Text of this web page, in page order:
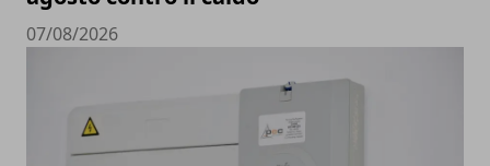
07/08/2026